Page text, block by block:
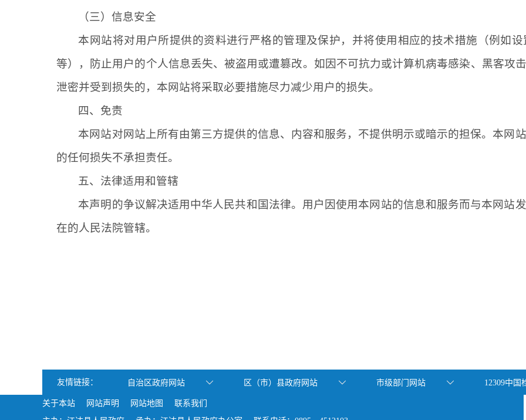
（三）信息安全
本网站将对用户所提供的资料进行严格的管理及保护，并将使用相应的技术措施（例如
等），防止用户的个人信息丢失、被盗用或遭篡改。如因不可抗力或计算机病毒感染、黑客攻
泄密并受到损失的，本网站将采取必要措施尽力减少用户的损失。
四、免责
本网站对网站上所有由第三方提供的信息、内容和服务，不提供明示或暗示的担保。本网
的任何损失不承担责任。
五、法律适用和管辖
本声明的争议解决适用中华人民共和国法律。用户因使用本网站的信息和服务而与本网站
在的人民法院管辖。
友情链接： 自治区政府网站 区（市）县政府网站 市级部门网站 12309中国
关于本站 网站声明 网站地图
联系我们